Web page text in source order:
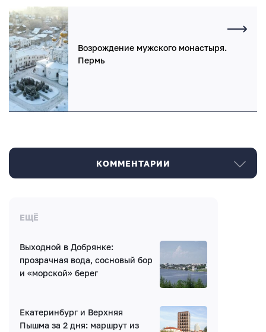
Возрождение мужского монастыря.
Пермь
КОММЕНТАРИИ
Нет комментариев
ЕЩЁ
Выходной в Добрянке:
прозрачная вода, сосновый бор
и «морской» берег
Екатеринбург и Верхняя
Пышма за 2 дня: маршрут из